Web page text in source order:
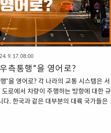
9. 17. 08:00
측통행”을 영어로?
”을 영어로? 각 나라의 교통 시스템은 서
로에서 차량이 주행하는 방향에 대한 규
다. 한국과 같은 대부분의 대륙 국가들은